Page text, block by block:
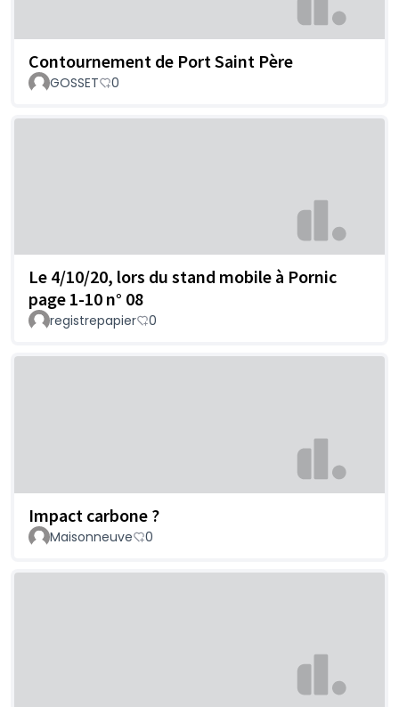
Contournement de Port Saint Père
GOSSET 0
Le 4/10/20, lors du stand mobile à Pornic
page 1-10 n° 08
registrepapier 0
Impact carbone ?
Maisonneuve 0